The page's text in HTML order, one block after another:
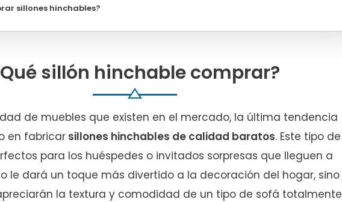
sillones hinchables?
sillón hinchable comprar?
de muebles que existen en el mercado, la última tendencia
en fabricar sillones hinchables de calidad baratos. Este tipo de
para los huéspedes o invitados sorpresas que lleguen a
le dará un toque más divertido a la decoración del hogar, sino
la textura y comodidad de un tipo de sofá totalmente